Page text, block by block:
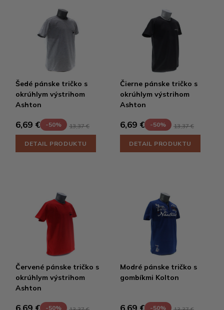
Šedé pánske tričko s
okrúhlym výstrihom
Ashton
6,69 € -50% 13,37 €
DETAIL PRODUKTU
Čierne pánske tričko s
okrúhlym výstrihom
Ashton
6,69 € -50% 13,37 €
DETAIL PRODUKTU
Červené pánske tričko s
okrúhlym výstrihom
Ashton
6,69 € -50%
Modré pánske tričko s
gombíkmi Kolton
6,69 € -50%